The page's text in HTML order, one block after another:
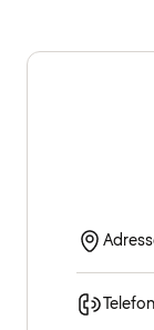
Telefon